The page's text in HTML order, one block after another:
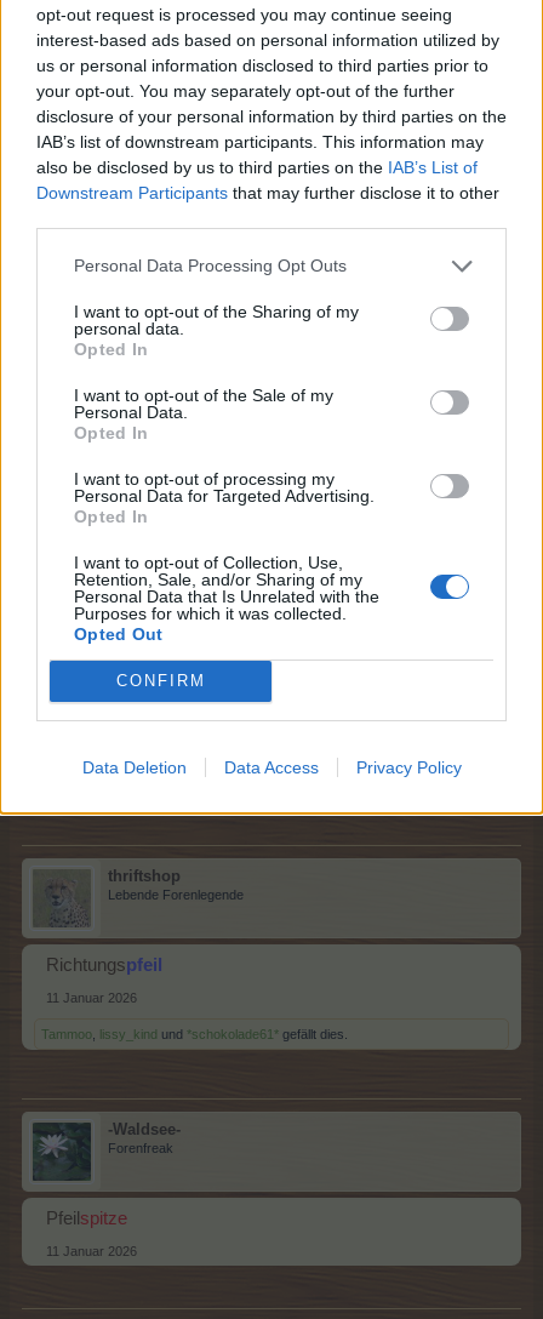
opt-out request is processed you may continue seeing
interest-based ads based on personal information utilized by
us or personal information disclosed to third parties prior to
your opt-out. You may separately opt-out of the further
disclosure of your personal information by third parties on the
IAB’s list of downstream participants. This information may
also be disclosed by us to third parties on the IAB’s List of
Downstream Participants that may further disclose it to other
Personal Data Processing Opt Outs
I want to opt-out of the Sharing of my
personal data.
Opted In
I want to opt-out of the Sale of my
Personal Data.
Opted In
I want to opt-out of processing my
Personal Data for Targeted Advertising.
Opted In
I want to opt-out of Collection, Use,
Retention, Sale, and/or Sharing of my
Personal Data that Is Unrelated with the
Purposes for which it was collected.
Opted Out
CONFIRM
Data Deletion Data Access Privacy Policy
Sweet_Bubblegefällt dies.
Sweet_Bubble
Lebende Forenlegende
Waldlichtung
-_pauli2000_-,lissy_kind , *schokolade61*und2 anderen
Lebende Forenlegende
11 Januar 2026
lissy_kind ,*schokolade61*
Sweet_Bubble
Lebende Forenlegende
lissy_kind gefällt dies.
thriftshop
Lebende Forenlegende
Richtungspfeil
11 Januar 2026
Tammoo lissy_kind und *schokolade61* gefällt dies.
-Waldsee-
Forenfreak
Pfeil spitze
11 Januar 2026